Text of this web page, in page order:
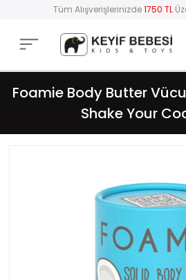
Tüm Alışverişlerinizde1750 TL
Foamie Body Butter
Shake Your